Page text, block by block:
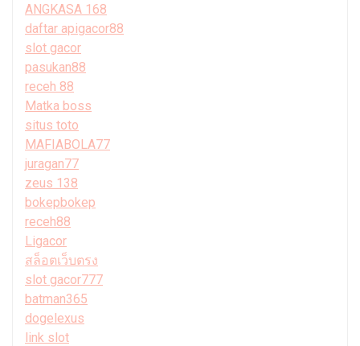
ANGKASA 168
daftar apigacor88
slot gacor
pasukan88
receh 88
Matka boss
situs toto
MAFIABOLA77
juragan77
zeus 138
bokepbokep
receh88
Ligacor
สล็อตเว็บตรง
slot gacor777
batman365
dogelexus
link slot